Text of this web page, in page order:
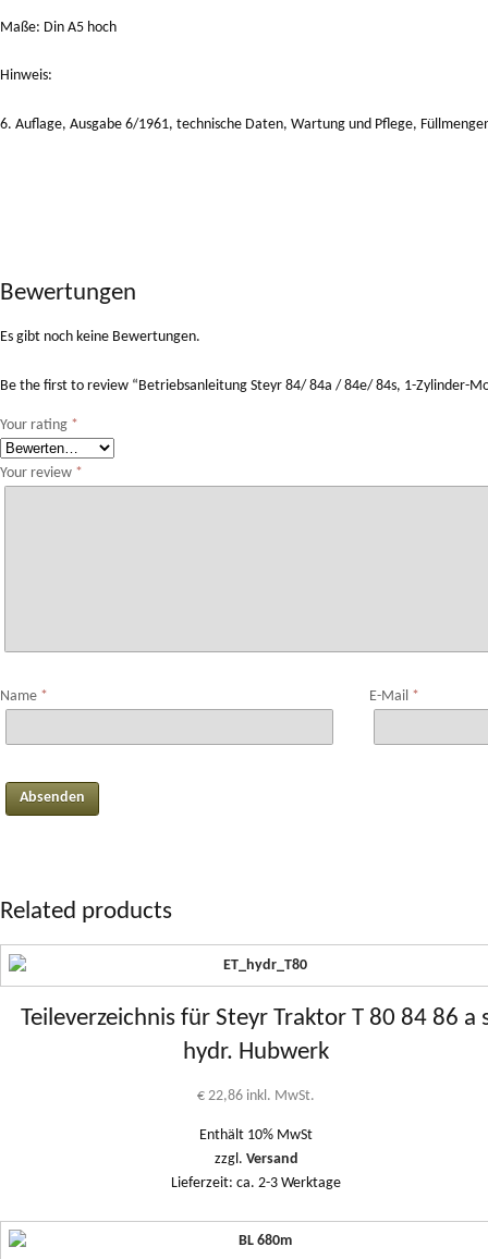
Maße: Din A5 hoch
Hinweis:
6. Auflage, Ausgabe 6/1961, technische Daten, Wartung und Pflege,
Bewertungen
Es gibt noch keine Bewertungen.
Be the first to review “Betriebsanleitung Steyr 84/ 84a / 84e/ 84s, 1-Zylinder-
Your rating *
Your review *
Name * E-Mail *
Related products
Teileverzeichnis für Steyr Traktor T 80 84 86 a
hydr. Hubwerk
€ 22,86 inkl. MwSt.
Enthält 10% MwSt
zzgl. Versand
Lieferzeit: ca. 2-3 Werktage